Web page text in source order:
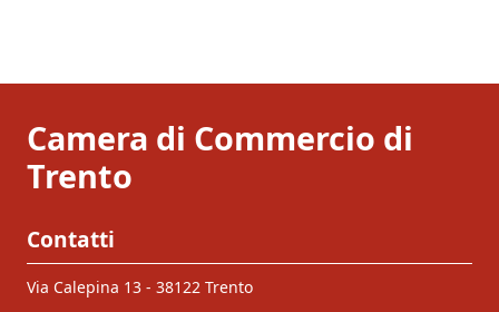
Camera di Commercio di
Trento
Contatti
Via Calepina 13 - 38122 Trento